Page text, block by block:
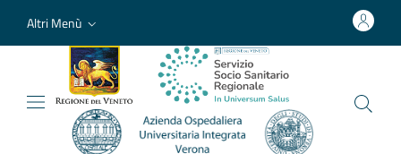
Altri Menù